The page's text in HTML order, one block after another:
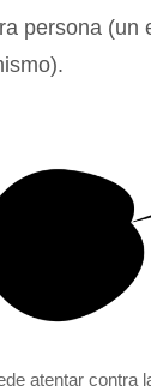
persona (un
atentar contra